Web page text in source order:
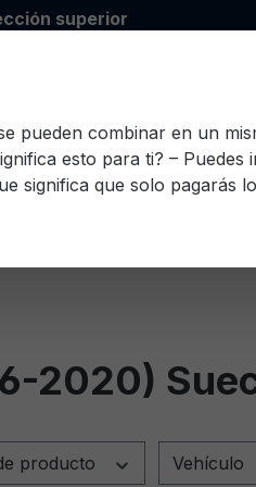
superior
Finlandés Francés
2020)
producto Vehículo
pueden combinar en un
esto para ti? –
significa que solo pagarás